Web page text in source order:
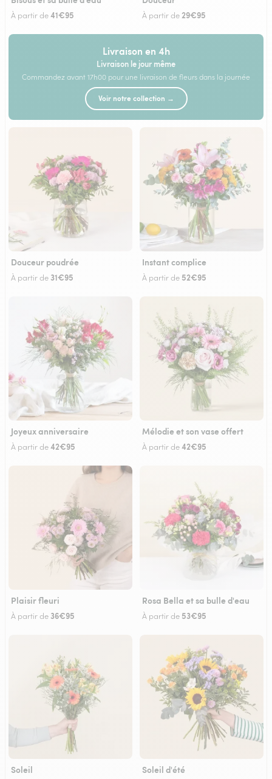
À partir de41€95 À partir de29€95
Livraison en 4h
Livraison le jour même
Commandez avant 17h00 pour une livraison de fleurs dans la journée
Voir notre collection →
Douceur poudrée
À partir de 31€95
Instant complice
À partir de 52€95
Joyeux anniversaire
À partir de42€95
Mélodie et son vase offert
À partir de42€95
Plaisir fleuri
À partir de 36€95
Rosa Bella et sa bulle d'eau
À partir de 53€95
Soleil Soleil d'été